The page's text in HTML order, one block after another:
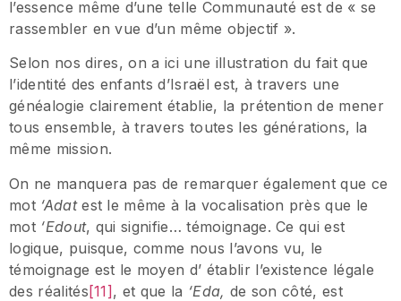
l’essence même d’une telle Communauté est de « se
rassembler en vue d’un même objectif ».
Selon nos dires, on a ici une illustration du fait que
l’identité des enfants d’Israël est, à travers une
généalogie clairement établie, la prétention de mener
tous ensemble, à travers toutes les générations, la
même mission.
On ne manquera pas de remarquer également que ce
mot ‘Adatest le même à la vocalisation près que le
mot ‘Edout, qui signifie… témoignage. Ce qui est
logique, puisque, comme nous l’avons vu, le
témoignage est le moyen d’ établir l’existence légale
des réalités[11], et que la ‘Eda, de son côté, est